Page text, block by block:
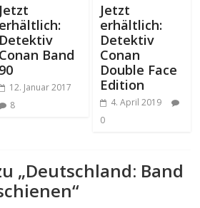
Jetzt
erhältlich:
Detektiv
Conan Band
90
12. Januar 2017
8
Jetzt
erhältlich:
Detektiv
Conan
Double Face
Edition
4. April 2019
0
„Deutschland: Band
“